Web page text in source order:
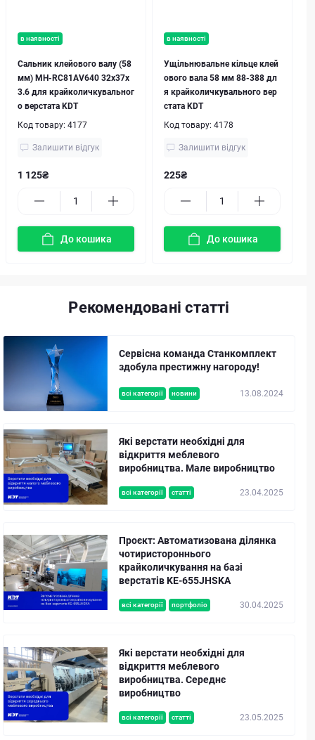
в наявності
Сальник клейового валу (58
мм) MH-RC81AV640 32x37x
3.6 для крайколичкувальног
о верстата KDT
Код товару: 4177
Залишити відгук
1 125₴
До кошика
в наявності
Ущільнювальне кільце клей
ового вала 58 мм 88-388 дл
я крайколичкувального вер
стата KDT
Код товару: 4178
Залишити відгук
225₴
До кошика
Рекомендовані статті
всі категорії новини 13.08.2024
Сервісна команда Станкомплект
здобула престижну нагороду!
всі категорії статті 23.04.2025
Які верстати необхідні для
відкриття меблевого
виробництва. Мале виробництво
всі категорії портфоліо 30.04.2025
Проєкт: Автоматизована ділянка
чотиристороннього
крайколичкування на базі
верстатів KE-655JHSKA
всі категорії статті 23.05.2025
Які верстати необхідні для
відкриття меблевого
виробництва. Середнє
виробництво